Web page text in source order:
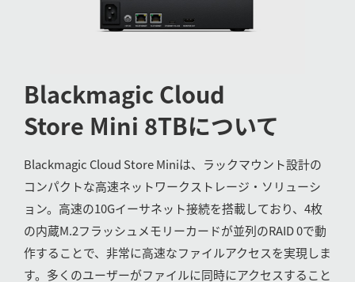
Singapore
Turkey
UAE
Ukraine
BlackmagicCloud
Store Mini 8TBについて
Blackmagic Cloud Store Miniは、ラックマウント設計の
コンパクトな高速ネットワークストレージ・ソリューシ
ョン。高速の10Gイーサネット接続を搭載しており、4枚
の内蔵M.2フラッシュメモリーカードが並列のRAID 0で動
作することで、非常に高速なファイルアクセスを実現しま
す。多くのユーザーがファイルに同時にアクセスすること